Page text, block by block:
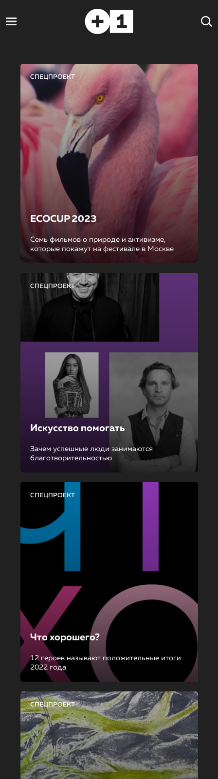
СПЕЦПРОЕКТ
ECOCUP 2023
Семь фильмов о природе и активизме,
которые покажут на фестивале в Москве
СПЕЦПРОЕКТ
Искусство помогать
Зачем успешные люди занимаются
благотворительностью
СПЕЦПРОЕКТ
Что хорошего?
12 героев называют положительные итоги
2022 года
СПЕЦПРОЕКТ